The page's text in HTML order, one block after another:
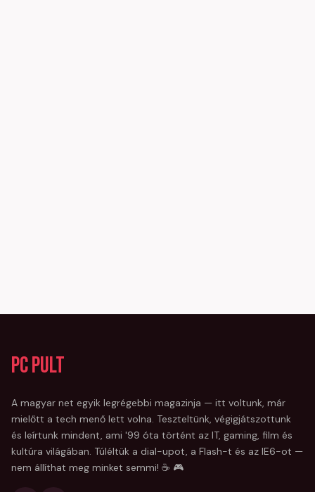
PC Pult
A magyar net egyik legrégebbi magazinja — itt voltunk, már
mielőtt a tech menő lett volna. Teszteltünk, végigjátszottunk
és leírtunk mindent, ami '99 óta történt az IT, gaming, film és
kultúra világában. Túléltük a dial-upot, a Flash-t és az IE6-ot —
nem állíthat meg minket semmi! ☕ 🎮